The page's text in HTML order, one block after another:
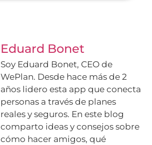
Eduard Bonet
Soy Eduard Bonet, CEO de
WePlan. Desde hace más de 2
años lidero esta app que conecta
personas a través de planes
reales y seguros. En este blog
comparto ideas y consejos sobre
cómo hacer amigos, qué